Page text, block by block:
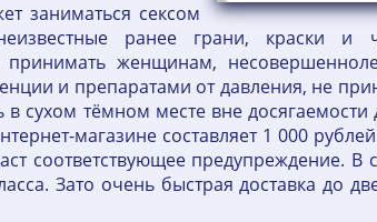
заниматься сексом
ранее грани, краски и
женщинам,
и препаратами от давления, не
сухом тёмном месте вне
магазине составляет 1 000
соответствующее предупреждение. В
Зато очень быстрая доставка до